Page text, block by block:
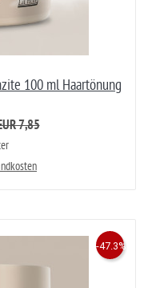
100 ml Haartönung
7,85
-47.3%